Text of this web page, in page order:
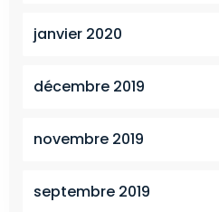
janvier 2020
décembre 2019
novembre 2019
septembre 2019